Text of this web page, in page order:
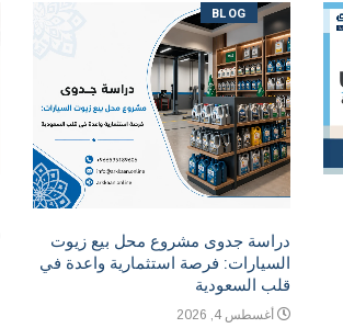
BLOG
دراسة جدوى مشروع محل بيع زيوت
السيارات: فرصة استثمارية واعدة في
قلب السعودية
أغسطس 4, 2026